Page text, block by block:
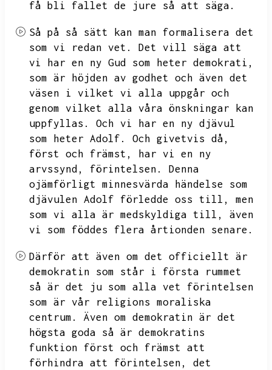
få bli fallet de jure så att säga.
Så på så sätt kan man formalisera det
som vi redan vet.
Det vill säga att
vi har en ny Gud som heter demokrati,
som är höjden av godhet och även det
väsen i vilket vi alla uppgår och
genom vilket alla våra önskningar kan
uppfyllas.
Och vi har en ny djävul
som heter Adolf.
Och givetvis då,
först och främst,
har vi en ny
arvssynd,
förintelsen.
Denna
ojämförligt minnesvärda händelse som
djävulen Adolf förledde oss till,
men
som vi alla är medskyldiga till,
även
vi som föddes flera årtionden senare.
Därför att även om det officiellt är
demokratin som står i första rummet
så är det ju som alla vet förintelsen
som är vår religions moraliska
centrum.
Även om demokratin är det
högsta goda så är demokratins
funktion först och främst att
förhindra att förintelsen,
det